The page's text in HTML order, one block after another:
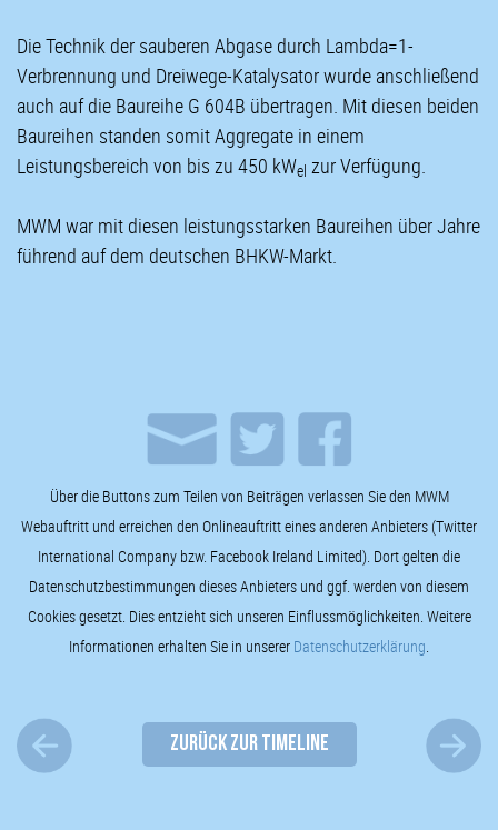
Die Technik der sauberen Abgase durch Lambda=1-
Verbrennung und Dreiwege-Katalysator wurde anschließend
auch auf die Baureihe G 604B übertragen. Mit diesen beiden
Baureihen standen somit Aggregate in einem
Leistungsbereich von bis zu 450 kWel zur Verfügung.
MWM war mit diesen leistungsstarken Baureihen über Jahre
führend auf dem deutschen BHKW-Markt.
Über die Buttons zum Teilen von Beiträgen verlassen Sie den MWM
Webauftritt und erreichen den Onlineauftritt eines anderen Anbieters (Twitter
International Company bzw. Facebook Ireland Limited). Dort gelten die
Datenschutzbestimmungen dieses Anbieters und ggf. werden von diesem
Cookies gesetzt. Dies entzieht sich unseren Einflussmöglichkeiten. Weitere
Informationen erhalten Sie in unserer Datenschutzerklärung.
ZURÜCK ZUR TIMELINE